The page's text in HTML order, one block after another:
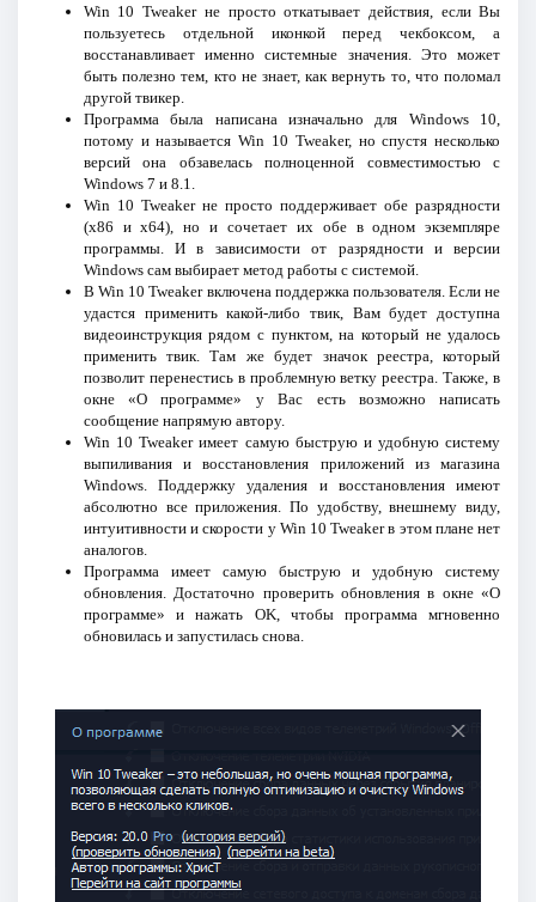
Win 10 Tweaker не просто откатывает действия, если Вы
пользуетесь отдельной иконкой перед чекбоксом, а
восстанавливает именно системные значения. Это может
быть полезно тем, кто не знает, как вернуть то, что поломал
другой твикер.
Программа была написана изначально для Windows 10,
потому и называется Win 10 Tweaker, но спустя несколько
версий она обзавелась полноценной совместимостью с
Windows 7 и 8.1.
Win 10 Tweaker не просто поддерживает обе разрядности
(x86 и x64), но и сочетает их обе в одном экземпляре
программы. И в зависимости от разрядности и версии
Windows сам выбирает метод работы с системой.
В Win 10 Tweaker включена поддержка пользователя. Если не
удастся применить какой-либо твик, Вам будет доступна
видеоинструкция рядом с пунктом, на который не удалось
применить твик. Там же будет значок реестра, который
позволит перенестись в проблемную ветку реестра. Также, в
окне «О программе» у Вас есть возможно написать
сообщение напрямую автору.
Win 10 Tweaker имеет самую быструю и удобную систему
выпиливания и восстановления приложений из магазина
Windows. Поддержку удаления и восстановления имеют
абсолютно все приложения. По удобству, внешнему виду,
интуитивности и скорости у Win 10 Tweaker в этом плане нет
аналогов.
Программа имеет самую быструю и удобную систему
обновления. Достаточно проверить обновления в окне «О
программе» и нажать OK, чтобы программа мгновенно
обновилась и запустилась снова.